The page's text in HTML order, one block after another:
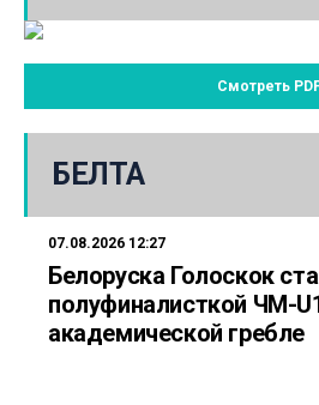
Смотреть
БЕЛТА
07.08.2026 12:27
Белоруска Голоскок
полуфиналисткой ЧМ-
академической гребле